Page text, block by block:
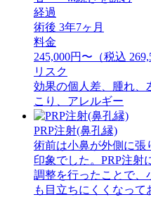
経過
術後 3年7ヶ月
料金
245,000円〜（税込
リスク
効果の個人差、腫れ、
こり、アレルギー
PRP注射(鼻孔縁)
術前は小鼻が外側に張
印象でした。PRP注射
調整を行ったことで、
も目立ちにくくなっ